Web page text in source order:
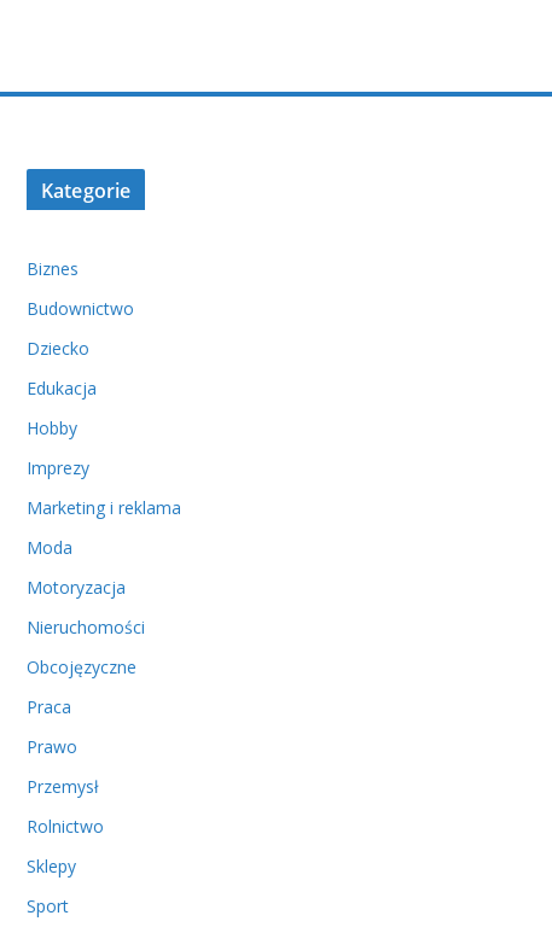
Kategorie
Biznes
Budownictwo
Dziecko
Edukacja
Hobby
Imprezy
Marketing i reklama
Moda
Motoryzacja
Nieruchomości
Obcojęzyczne
Praca
Prawo
Przemysł
Rolnictwo
Sklepy
Sport